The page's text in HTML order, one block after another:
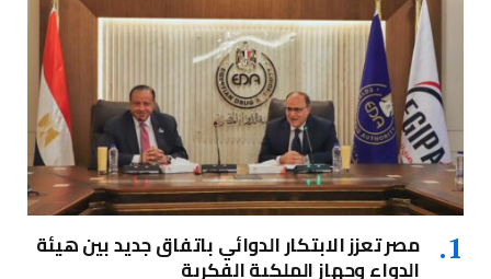
مصر تعزز الابتكار الدوائي باتفاق جديد بين هيئة
الدواء وجهاز الملكية الفكرية